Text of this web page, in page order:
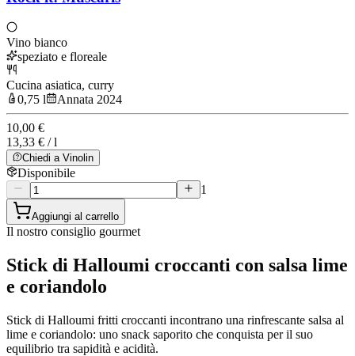
Vino bianco
speziato e floreale
Cucina asiatica, curry
0,75 l
Annata 2024
10,00 €
13,33 € / l
Chiedi a Vinolin
Disponibile
1
Aggiungi al carrello
Il nostro consiglio gourmet
Stick di Halloumi croccanti con salsa lime
e coriandolo
Stick di Halloumi fritti croccanti incontrano una rinfrescante salsa al
lime e coriandolo: uno snack saporito che conquista per il suo
equilibrio tra sapidità e acidità.